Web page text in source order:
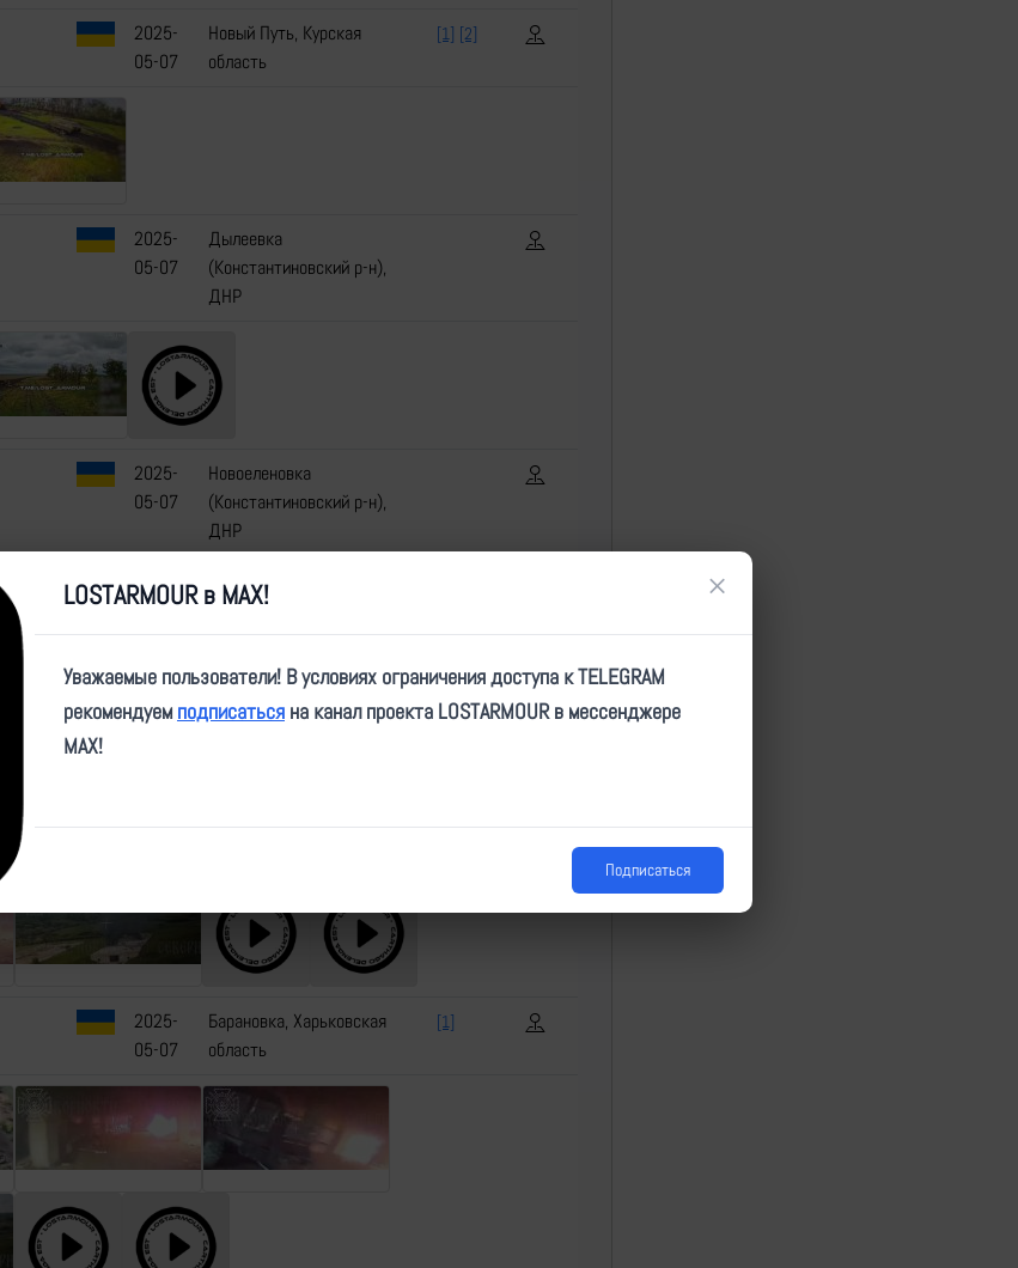
2025-
05-07
Новый Путь, Курская
область
[1] [2]
2025-
05-07
Дылеевка
(Константиновский р-н),
ДНР
2025-
05-07
Новоеленовка
(Константиновский р-н),
ДНР
2025-
Барановка, Харьковская
[1]
2025-
05-07
Барановка, Харьковская
область
[1]
LOSTARMOUR в MAX! ×
Уважаемые пользователи! В условиях ограничения доступа к TELEGRAM
рекомендуем подписаться на канал проекта LOSTARMOUR в мессенджере
MAX!
Подписаться